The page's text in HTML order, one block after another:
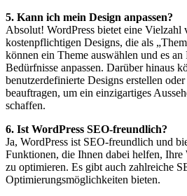
5. Kann ich mein Design anpassen?
Absolut! WordPress bietet eine Vielzahl
kostenpflichtigen Designs, die als
können ein Theme auswählen und es
Bedürfnisse anpassen. Darüber hinaus
benutzerdefinierte Designs erstellen
beauftragen, um ein einzigartiges
schaffen.
6. Ist WordPress SEO-freundlich?
Ja, WordPress ist SEO-freundlich und
Funktionen, die Ihnen dabei helfen, Ihre
zu optimieren. Es gibt auch zahlreiche
Optimierungsmöglichkeiten bieten.